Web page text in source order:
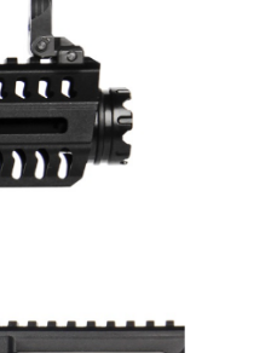
「AFTEE先享後付」服務完成之交
料，並將交易相關給付款項請求債
下網址：
人或監護人之同意方可使用
引起之損失，本公司不負相關責
不足之情形，本公司將視審查結果
訊註冊。若發現惡意使用之情形，
之使用額度並採取法律行動。